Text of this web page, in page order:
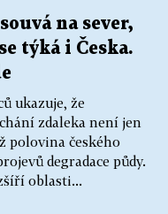
na sever,
týká i Česka.
ukazuje, že
zdaleka není jen
polovina českého
degradace půdy.
oblasti...